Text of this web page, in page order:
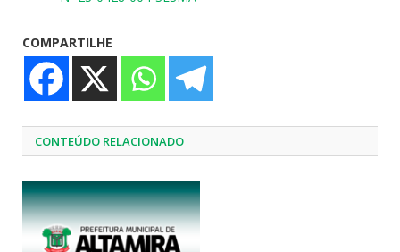
COMPARTILHE
CONTEÚDO RELACIONADO